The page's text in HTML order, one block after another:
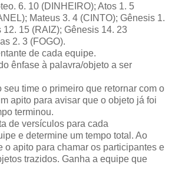
6. 10 (DINHEIRO); Atos 1. 5
Mateus 3. 4 (CINTO); Gênesis 1.
15 (RAIZ); Gênesis 14. 23
2. 3 (FOGO).
de cada equipe.
ênfase à palavra/objeto a ser
seu time o primeiro que retornar com o
apito para avisar que o objeto já foi
terminou.
de versículos para cada
e determine um tempo total. Ao
o apito para chamar os participantes e
trazidos. Ganha a equipe que